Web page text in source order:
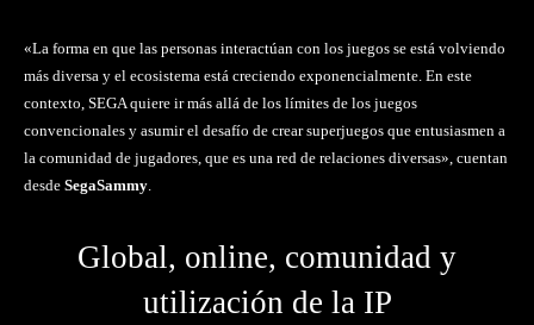
«La forma en que las personas interactúan con los juegos se está volviendo
más diversa y el ecosistema está creciendo exponencialmente. En este
contexto, SEGA quiere ir más allá de los límites de los juegos
convencionales y asumir el desafío de crear superjuegos que entusiasmen a
la comunidad de jugadores, que es una red de relaciones diversas», cuentan
desde SegaSammy.
Global, online, comunidad y
utilización de la IP